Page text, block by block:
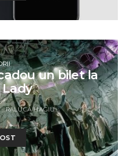
un bilet la
Lady
RALUCA HAGIU